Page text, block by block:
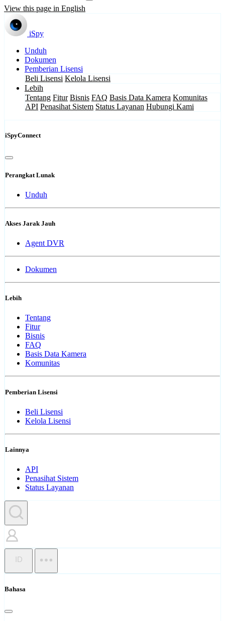
View this page in English
iSpy
Unduh
Dokumen
Pemberian Lisensi
Beli Lisensi Kelola Lisensi
Lebih
Tentang Fitur Bisnis FAQ Basis Data Kamera Komunitas
API Penasihat Sistem Status Layanan Hubungi Kami
iSpyConnect
Perangkat Lunak
Unduh
Akses Jarak Jauh
Agent DVR
Dokumen
Lebih
Tentang
Fitur
Bisnis
FAQ
Basis Data Kamera
Komunitas
Pemberian Lisensi
Beli Lisensi
Kelola Lisensi
Lainnya
API
Penasihat Sistem
Status Layanan
ID
Bahasa